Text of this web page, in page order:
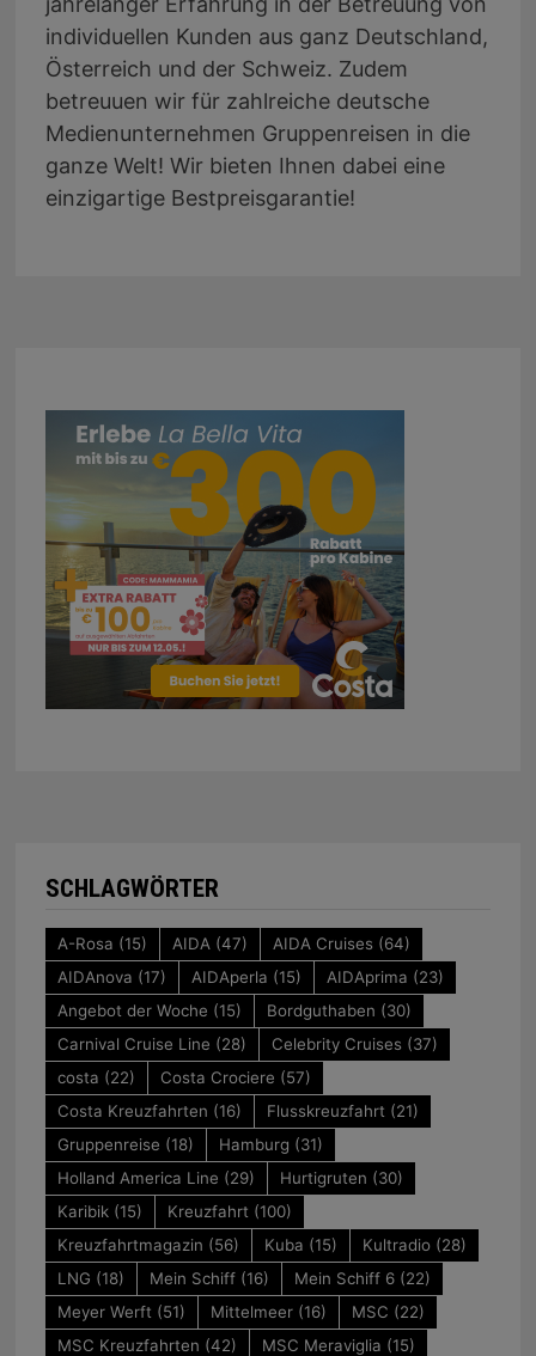
individuellen Kunden aus ganz Deutschland,
Österreich und der Schweiz. Zudem
betreuuen wir für zahlreiche deutsche
Medienunternehmen Gruppenreisen in die
ganze Welt! Wir bieten Ihnen dabei eine
einzigartige Bestpreisgarantie!
SCHLAGWÖRTER
A-Rosa (15) AIDA (47) AIDA Cruises (64)
AIDAnova (17) AIDAperla (15) AIDAprima (23)
Angebot der Woche (15) Bordguthaben (30)
Carnival Cruise Line (28) Celebrity Cruises (37)
costa (22) Costa Crociere (57)
Costa Kreuzfahrten (16) Flusskreuzfahrt (21)
Gruppenreise (18) Hamburg (31)
Holland America Line (29) Hurtigruten (30)
Karibik(15) Kreuzfahrt (100)
Kreuzfahrtmagazin (56) Kuba (15) Kultradio(28)
LNG (18) Mein Schiff(16) Mein Schiff 6(22)
Meyer Werft (51) Mittelmeer(16) MSC (22)
MSC Kreuzfahrten (42) MSC Meraviglia (15)